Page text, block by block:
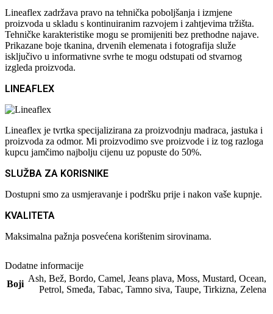
Lineaflex zadržava pravo na tehnička poboljšanja i izmjene
proizvoda u skladu s kontinuiranim razvojem i zahtjevima tržišta.
Tehničke karakteristike mogu se promijeniti bez prethodne najave.
Prikazane boje tkanina, drvenih elemenata i fotografija služe
isključivo u informativne svrhe te mogu odstupati od stvarnog
izgleda proizvoda.
LINEAFLEX
Lineaflex je tvrtka specijalizirana za proizvodnju madraca, jastuka i
proizvoda za odmor. Mi proizvodimo sve proizvode i iz tog razloga
kupcu jamčimo najbolju cijenu uz popuste do 50%.
SLUŽBA ZA KORISNIKE
Dostupni smo za usmjeravanje i podršku prije i nakon vaše kupnje.
KVALITETA
Maksimalna pažnja posvećena korištenim sirovinama.
Dodatne informacije
Boji
Ash, Bež, Bordo, Camel, Jeans plava, Moss, Mustard, Ocean,
Petrol, Smeđa, Tabac, Tamno siva, Taupe, Tirkizna, Zelena